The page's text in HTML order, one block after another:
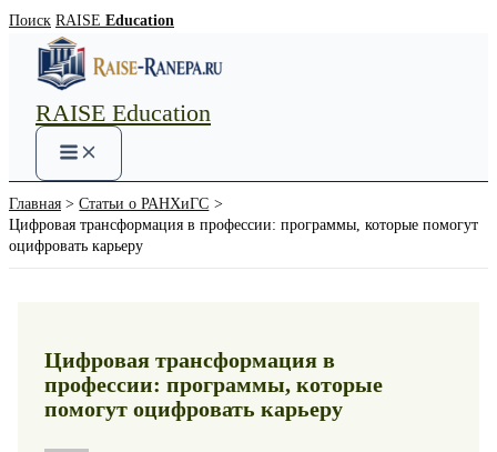
Перейти
содержимому
Поиск RAISE Education
RAISE Education
Main
Menu
Главная
Статьи о РАНХиГС
Цифровая трансформация в профессии: программы, которые помогут
оцифровать карьеру
Цифровая трансформация в
профессии: программы, которые
помогут оцифровать карьеру